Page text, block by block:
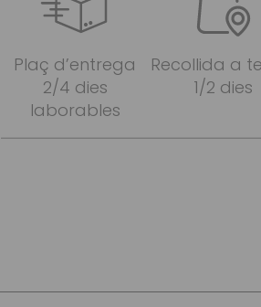
Plaç d’entrega
2/4 dies
laborables
Recollida a
1/2 dies